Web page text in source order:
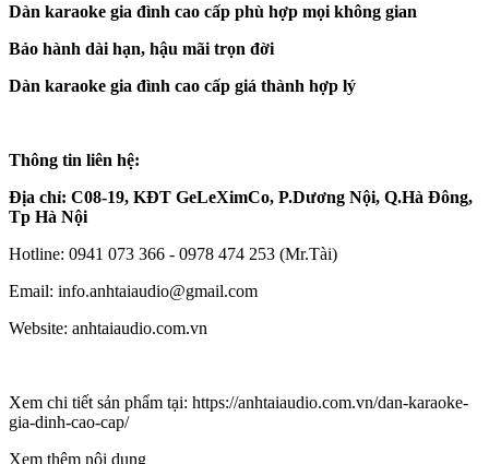
Dàn karaoke gia đình cao cấp phù hợp mọi không gian
Bảo hành dài hạn, hậu mãi trọn đời
Dàn karaoke gia đình cao cấp giá thành hợp lý
Thông tin liên hệ:
Địa chỉ: C08-19, KĐT GeLeXimCo, P.Dương Nội, Q.Hà Đông,
Tp Hà Nội
Hotline: 0941 073 366 - 0978 474 253 (Mr.Tài)
Email: info.anhtaiaudio@gmail.com
Website: anhtaiaudio.com.vn
Xem chi tiết sản phẩm tại: https://anhtaiaudio.com.vn/dan-karaoke-
gia-dinh-cao-cap/
Xem thêm nội dung